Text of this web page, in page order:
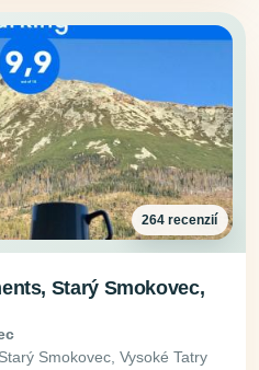
264 recenzií
Starý Smokovec,
Smokovec, Vysoké Tatry